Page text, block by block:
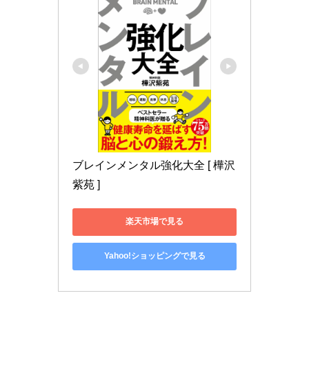
ブレインメンタル強化大全 [ 樺沢
紫苑 ]
楽天市場で見る
Yahoo!ショッピングで見る